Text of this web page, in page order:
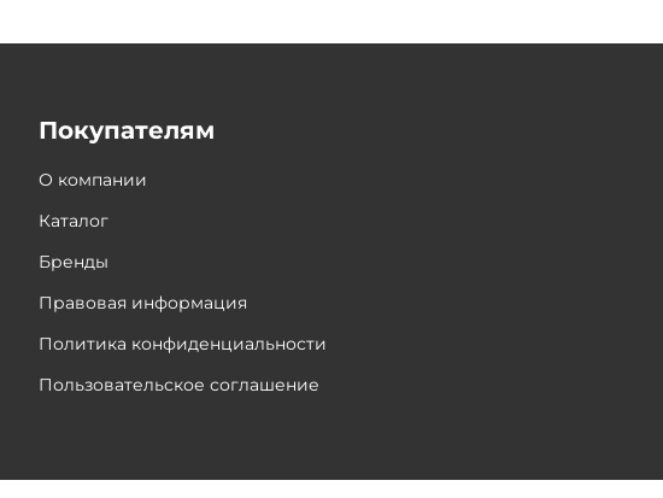
Покупателям
О компании
Каталог
Бренды
Правовая информация
Политика конфиденциальности
Пользовательское соглашение